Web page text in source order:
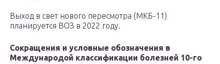
Выход в свет нового пересмотра (МКБ-11)
планируется ВОЗ в 2022 году.
Сокращения и условные обозначения в
Международой классификации болезней 10-го